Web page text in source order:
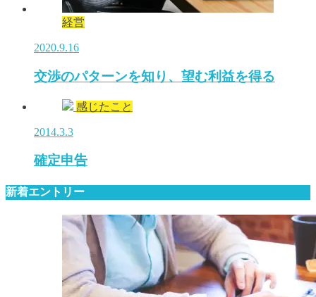
経営
2020.9.16
交渉のパターンを知り、望む利益を得る
感じたこと
2014.3.3
確定申告
新着エントリー